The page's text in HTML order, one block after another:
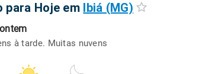
para Hoje em Ibiá (MG)
à tarde. Muitas nuvens